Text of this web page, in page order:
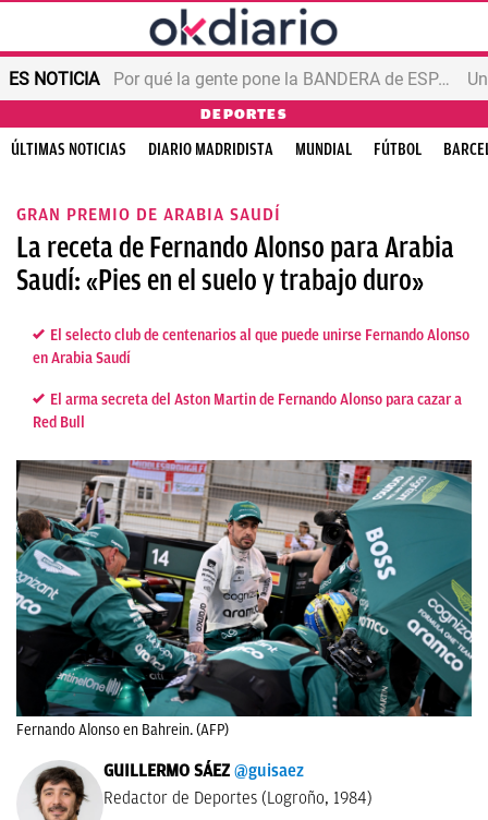
ES NOTICIA Por qué la gente pone la BANDERA de ESPAÑA en el balcón
DEPORTES
ÚLTIMAS NOTICIAS DIARIO MADRIDISTA MUNDIAL FÚTBOL
GRAN PREMIO DE ARABIA SAUDÍ
La receta de Fernando Alonso para Arabia
Saudí: «Pies en el suelo y trabajo duro»
El selecto club de centenarios al que puede unirse Fernando Alonso
en Arabia Saudí
El arma secreta del Aston Martin de Fernando Alonso para cazar a
Red Bull
Fernando Alonso en Bahrein. (AFP)
GUILLERMO SÁEZ @guisaez
Redactor de Deportes (Logroño, 1984)